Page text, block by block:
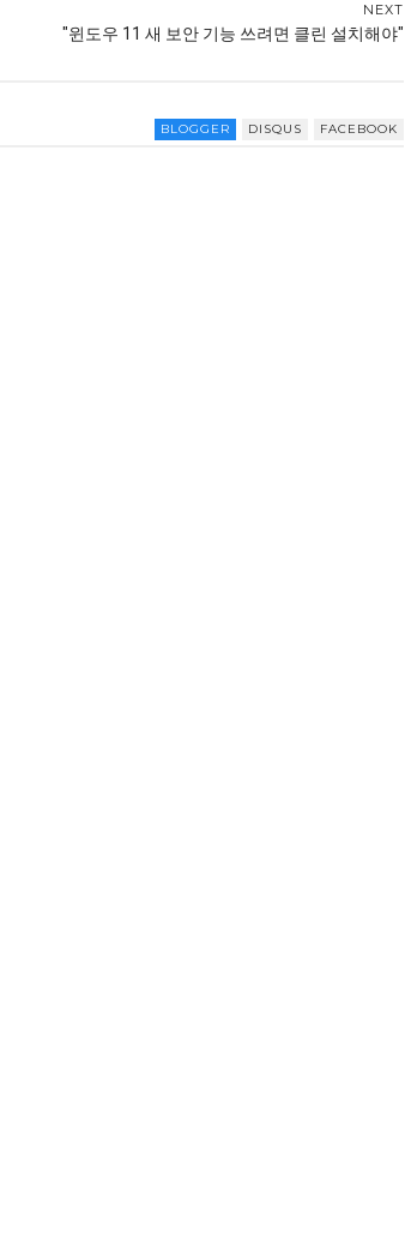
NEXT
"윈도우 11 새 보안 기능 쓰려면 클린 설치해야"
BLOGGER DISQUS FACEBOOK